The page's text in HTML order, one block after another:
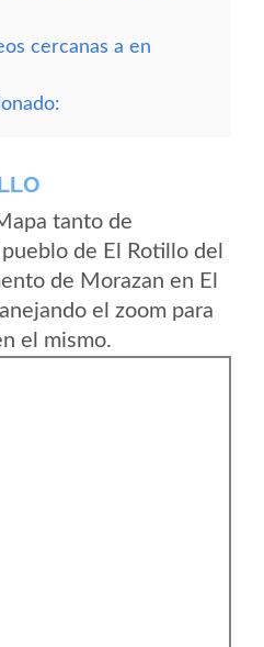
cercanas a en
tanto de
de El Rotillo del
de Morazan en El
el zoom para
el mismo.